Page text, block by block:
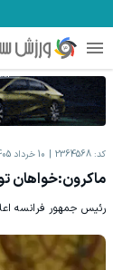
کد: 2364568 10 خرداد 1405 ساعت 21:29
ماکرون:خواهان
رئیس جمهور فرانسه